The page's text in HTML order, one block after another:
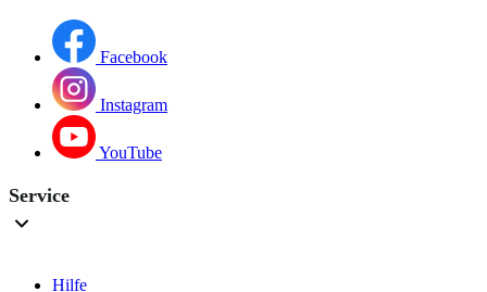
Facebook
Instagram
YouTube
Service
Hilfe